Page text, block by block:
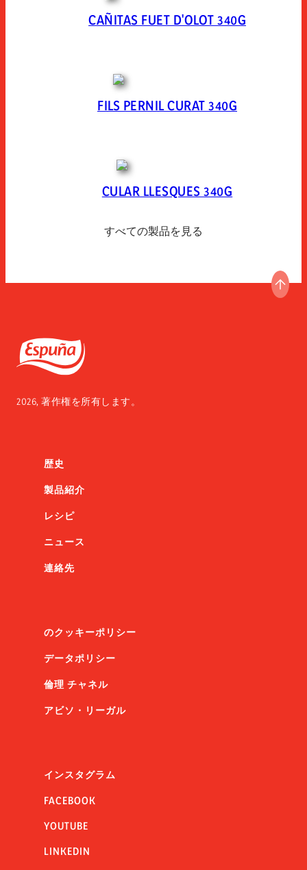
CAÑITAS FUET D'OLOT 340G
FILS PERNIL CURAT 340G
CULAR LLESQUES 340G
すべての製品を見る
Espuña
2026, 著作権を所有します。
歴史
製品紹介
レシピ
ニュース
連絡先
のクッキーポリシー
データポリシー
倫理 チャネル
アビソ・リーガル
インスタグラム
FACEBOOK
YOUTUBE
LINKEDIN
ペー